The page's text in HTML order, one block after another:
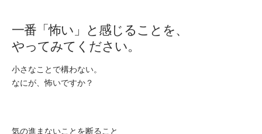
一番「怖い」と感じることを、
やってみてください。
小さなことで構わない。
なにが、怖いですか？
気の進まないことを断ること